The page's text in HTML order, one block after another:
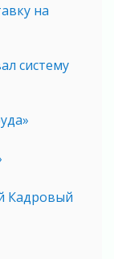
на
систему
Кадровый